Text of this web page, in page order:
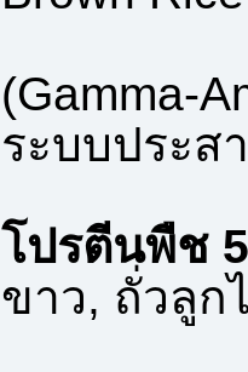
(Gamma-
ระบบประส
โปรตีนพืช
ขาว, ถั่วลูก